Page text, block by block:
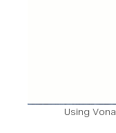
Using